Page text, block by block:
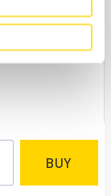
BUY